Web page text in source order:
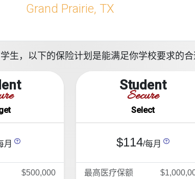
Grand Prairie, TX
生，以下的保险计划是能满足你学校要求的合
月
$500,000
Student
Secure
Select
$114/每月
最高医疗保额